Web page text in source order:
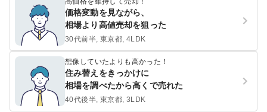
価格変動を見ながら、
相場より高値売却を狙った
30代前半, 東京都, 4LDK
想像していたよりも高かった！
住み替えをきっかけに
相場を調べたから高くで売れた
40代後半, 東京都, 3LDK